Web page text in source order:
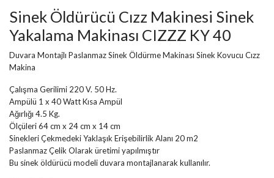
Sinek Öldürücü Cızz Makinesi Sinek
Yakalama Makinası CIZZZ KY 40
Duvara Montajlı Paslanmaz Sinek Öldürme Makinası Sinek Kovucu Cızz
Makina
Çalışma Gerilimi 220 V. 50 Hz.
Ampülü 1 x 40 Watt Kısa Ampül
Ağırlığı 4.5 Kg.
Ölçüleri 64 cm x 24 cm x 14 cm
Sinekleri Çekmedeki Yaklaşık Erişebilirlik Alanı 20 m2
Paslanmaz Çelik Olarak üretimi yapılmıştır
Bu sinek öldürücü modeli duvara montajlanarak kullanılır.